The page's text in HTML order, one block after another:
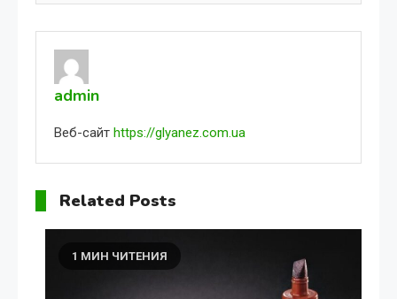
admin
Веб-сайт https://glyanez.com.ua
Related Posts
1 МИН ЧИТЕНИЯ